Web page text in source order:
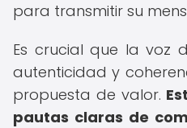
para transmitir su
Es crucial que la voz
autenticidad y
propuesta de valor.
pautas claras de